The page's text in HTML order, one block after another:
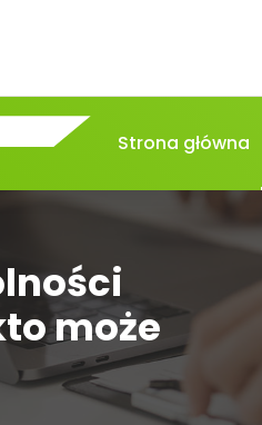
Strona główna
może